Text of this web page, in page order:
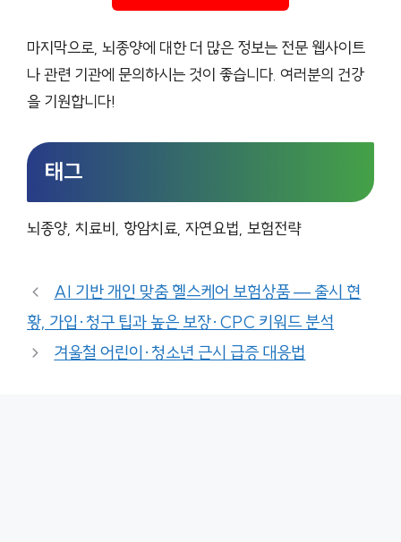
마지막으로, 뇌종양에 대한 더 많은 정보는 전문 웹사이트
나 관련 기관에 문의하시는 것이 좋습니다. 여러분의 건강
을 기원합니다!
태그
뇌종양, 치료비, 항암치료, 자연요법, 보험전략
AI 기반 개인 맞춤 헬스케어 보험상품 — 출시 현
황, 가입·청구 팁과 높은 보장·CPC 키워드 분석
겨울철 어린이·청소년 근시 급증 대응법